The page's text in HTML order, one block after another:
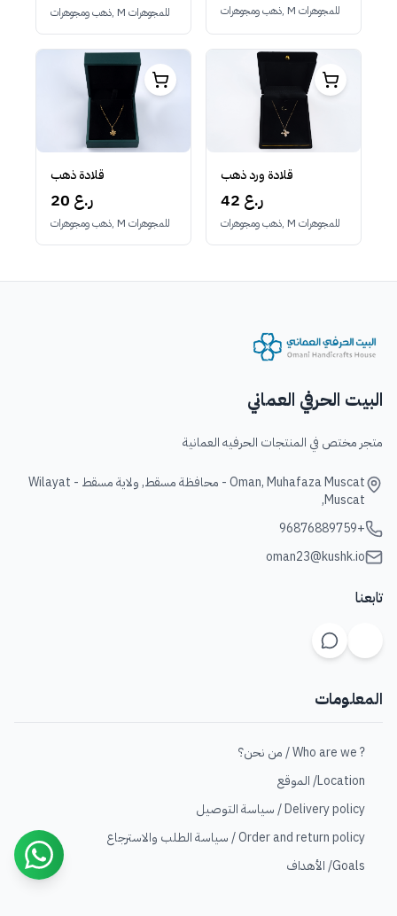
ذهب ومجوهرات, M للمجوهرات ذهب ومجوهرات, M للمجوهرات
قلادة ذهب
20 ر.ع
ذهب ومجوهرات, M للمجوهرات
قلادة ورد ذهب
42 ر.ع
ذهب ومجوهرات, M للمجوهرات
البيت الحرفي العماني
متجر مختص في المنتجات الحرفيه العمانية
Oman, Muhafaza Muscat - محافظة مسقط, ولاية مسقط - Wilayat
Muscat,
+96876889759
oman23@kushk.io
تابعنا
المعلومات
? Who are we / من نحن؟
Location/ الموقع
Delivery policy / سياسة التوصيل
Order and return policy / سياسة الطلب والاسترجاع
Goals/ الأهداف